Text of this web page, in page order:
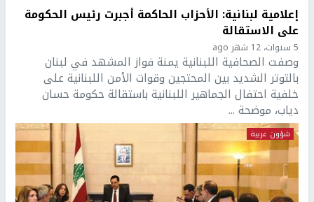
إعلامية لبنانية: الأحزاب الحاكمة أجبرت رئيس الحكومة
على الاستقالة
5 سنوات، 12 شهر ago
وصفت الصحافية اللبنانية يمنة فواز المشهد في لبنان
بالتوتر الشديد بين المحتجين وقوات الأمن اللبنانية على
خلفية احتفال الجماهير اللبنانية باستقالة حكومة حسان
دياب، موضحة ...
شؤون عربية